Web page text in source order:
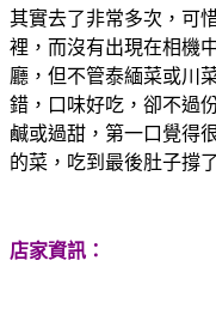
其實去了非常多次，可
裡，而沒有出現在相機
廳，但不管泰緬菜或川
錯，口味好吃，卻不過
鹹或過甜，第一口覺得
的菜，吃到最後肚子撐
店家資訊：